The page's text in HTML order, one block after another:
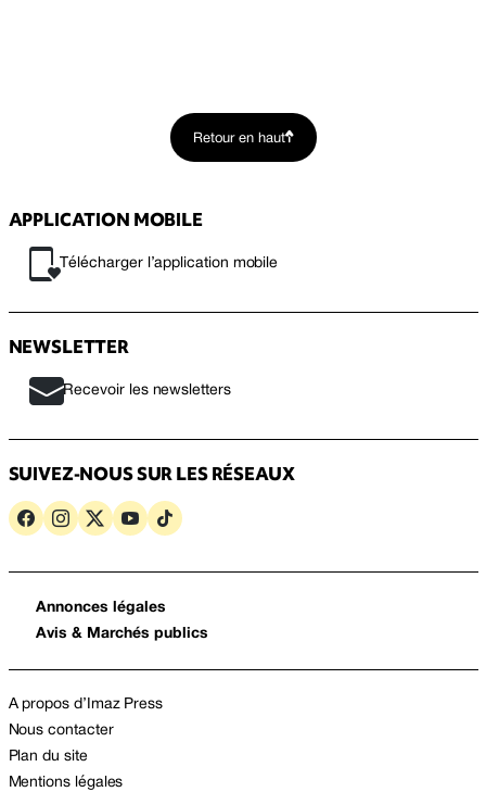
Retour en haut
APPLICATION MOBILE
Télécharger l’application mobile
NEWSLETTER
Recevoir les newsletters
SUIVEZ-NOUS SUR LES RÉSEAUX
Annonces légales
Avis & Marchés publics
A propos d’Imaz Press
Nous contacter
Plan du site
Mentions légales